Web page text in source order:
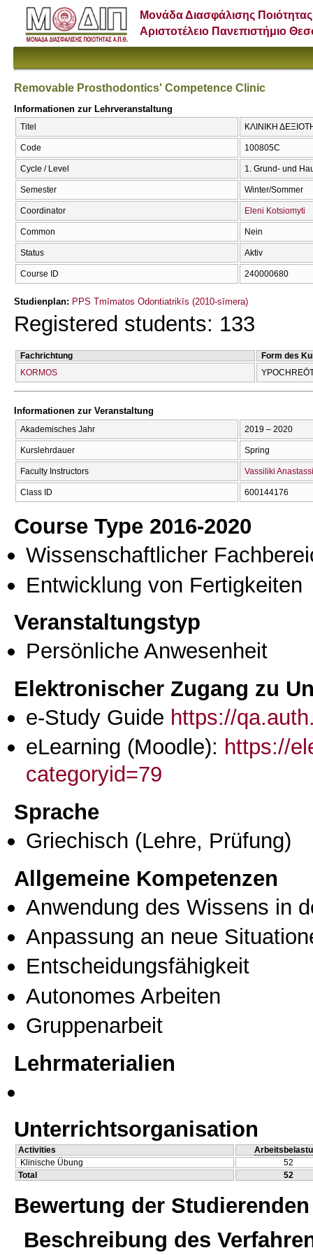
Μονάδα Διασφάλισης Ποιότητας
Αριστοτέλειο Πανεπιστήμιο
Removable Prosthodontics' Competence Clinic
Informationen zur Lehrveranstaltung
Titel ΚΛΙΝΙΚΗ
Code 100805C
Cycle / Level 1. Grund- und
Semester Winter/Sommer
Coordinator Eleni Kotsiomyti
Common Nein
Status Aktiv
Course ID 240000680
Studienplan: PPS Tmīmatos Odontiatrikīs (2010-sīmera)
Registered students: 133
Fachrichtung
Form des
KORMOS
Informationen zur Veranstaltung
Akademisches Jahr 2019 – 2020
Kurslehrdauer Spring
Faculty Instructors Vassiliki
Class ID 600144176
Course Type 2016-2020
Wissenschaftlicher
Entwicklung von Fertigkeiten
Veranstaltungstyp
Persönliche Anwesenheit
Elektronischer Zugang zu
e-Study Guide https://
eLearning (Moodle): https://
categoryid=79
Sprache
Griechisch (Lehre, Prüfung)
Allgemeine Kompetenzen
Anwendung des Wissens in
Anpassung an neue
Entscheidungsfähigkeit
Autonomes Arbeiten
Gruppenarbeit
Lehrmaterialien
Unterrichtsorganisation
Activities
Klinische Übung
52
Total
52
Bewertung der Studierenden
Beschreibung des